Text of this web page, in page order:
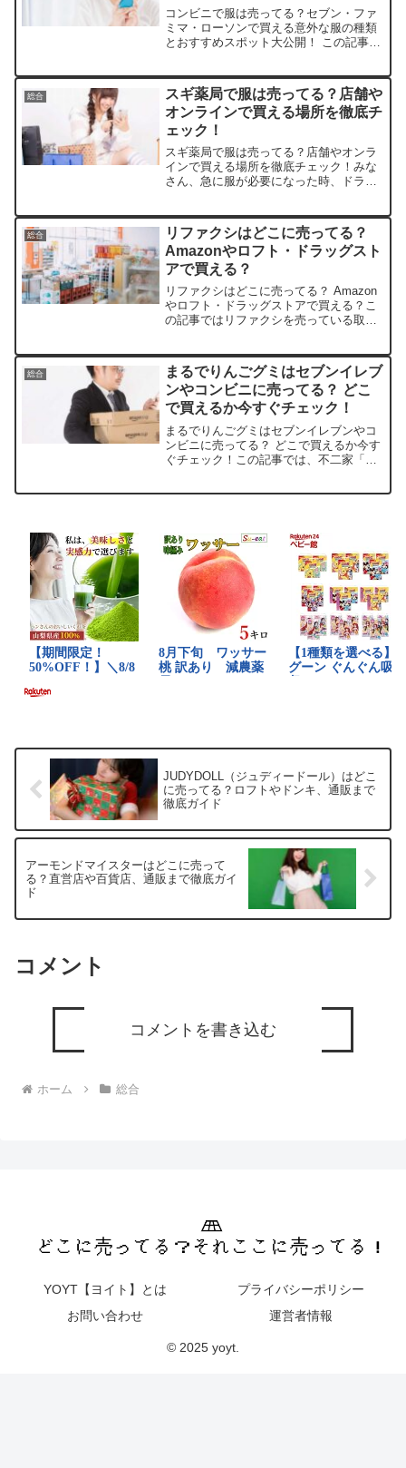
ト大公開！
コンビニで服は売ってる？セブン・ファ
ミマ・ローソンで買える意外な服の種類
とおすすめスポット大公開！ この記事で
どを手短に紹介します。急な外出で服が
必要になったら、コンビ...
総合
スギ薬局で服は売ってる？店舗や
オンラインで買える場所を徹底チ
ェック！
スギ薬局で服は売ってる？店舗やオンラ
インで買える場所を徹底チェック！みな
さん、急に服が必要になった時、ドラッ
扱店や平均価格、安く買えるスポットを
サクッと紹介します。意外...
総合
リファクシはどこに売ってる？
Amazonやロフト・ドラッグスト
アで買える？
リファクシはどこに売ってる？ Amazon
やロフト・ドラッグストアで買える？こ
の記事ではリファクシを売っている取扱
込）備考Amazon5,500円プライム会員送
料無料楽天...
総合
まるでりんごグミはセブンイレブ
ンやコンビニに売ってる？ どこ
で買えるか今すぐチェック！
まるでりんごグミはセブンイレブンやコ
ンビニに売ってる？ どこで買えるか今す
ぐチェック！この記事では、不二家「ま
JUDYDOLL（ジュディードール）はどこ
に売ってる？ロフトやドンキ、通販まで
徹底ガイド
アーモンドマイスターはどこに売って
る？直営店や百貨店、通販まで徹底ガイ
ド
コメント
コメントを書き込む
ホーム 総合
YOYT【ヨイト】とは
プライバシーポリシー
お問い合わせ
運営者情報
© 2025 yoyt.